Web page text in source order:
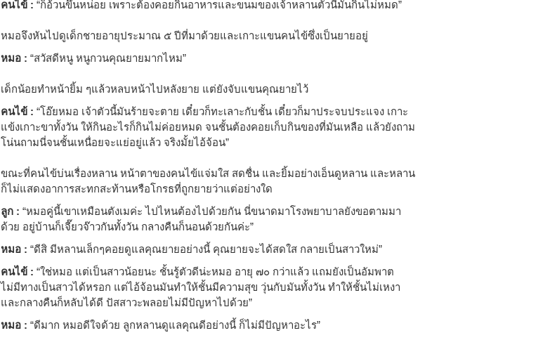
คนไข้ : “ก็อ้วนขึ้นหน่อย เพราะต้องคอยกินอาหารและขนมของเจ้าหลานตัวนี้มันกินไม่หมด”
หมอจึงหันไปดูเด็กชายอายุประมาณ ๕ ปีที่มาด้วยและเกาะแขนคนไข้ซึ่งเป็นยายอยู่
หมอ : “สวัสดีหนู หนูกวนคุณยายมากไหม”
เด็กน้อยทำหน้ายิ้ม ๆแล้วหลบหน้าไปหลังยาย แต่ยังจับแขนคุณยายไว้
คนไข้ : “โอ๊ยหมอ เจ้าตัวนี้มันร้ายจะตาย เดี๋ยวก็ทะเลาะกับชั้น เดี๋ยวก็มาประจบประแจง เกาะ
แข้งเกาะขาทั้งวัน ให้กินอะไรก็กินไม่ค่อยหมด จนชั้นต้องคอยเก็บกินของที่มันเหลือ แล้วยังถาม
โน่นถามนี่จนชั้นเหนื่อยจะแย่อยู่แล้ว จริงมั้ยไอ้จ้อน”
ขณะที่คนไข้บ่นเรื่องหลาน หน้าตาของคนไข้แจ่มใส สดชื่น และยิ้มอย่างเอ็นดูหลาน และหลาน
ก็ไม่แสดงอาการสะทกสะท้านหรือโกรธที่ถูกยายว่าแต่อย่างใด
ลูก : “หมอคู่นี้เขาเหมือนตังเมค่ะ ไปไหนต้องไปด้วยกัน นี่ขนาดมาโรงพยาบาลยังขอตามมา
ด้วย อยู่บ้านก็เจี๊ยวจ๊าวกันทั้งวัน กลางคืนก็นอนด้วยกันค่ะ”
หมอ : “ดีสิ มีหลานเล็กๆคอยดูแลคุณยายอย่างนี้ คุณยายจะได้สดใส กลายเป็นสาวใหม่”
คนไข้ : “ใช่หมอ แต่เป็นสาวน้อยนะ ชั้นรู้ตัวดีน่ะหมอ อายุ ๗๐ กว่าแล้ว แถมยังเป็นอัมพาต
ไม่มีทางเป็นสาวได้หรอก แต่ไอ้จ้อนมันทำให้ชั้นมีความสุข วุ่นกับมันทั้งวัน ทำให้ชั้นไม่เหงา
และกลางคืนก็หลับได้ดี ปัสสาวะพลอยไม่มีปัญหาไปด้วย”
หมอ : “ดีมาก หมอดีใจด้วย ลูกหลานดูแลคุณดีอย่างนี้ ก็ไม่มีปัญหาอะไร”